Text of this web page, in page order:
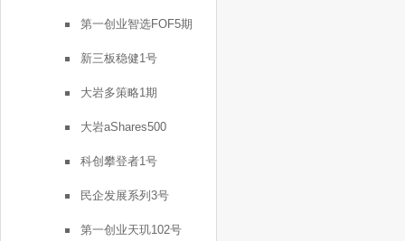
第一创业智选FOF5期
新三板稳健1号
大岩多策略1期
大岩aShares500
科创攀登者1号
民企发展系列3号
第一创业天玑102号